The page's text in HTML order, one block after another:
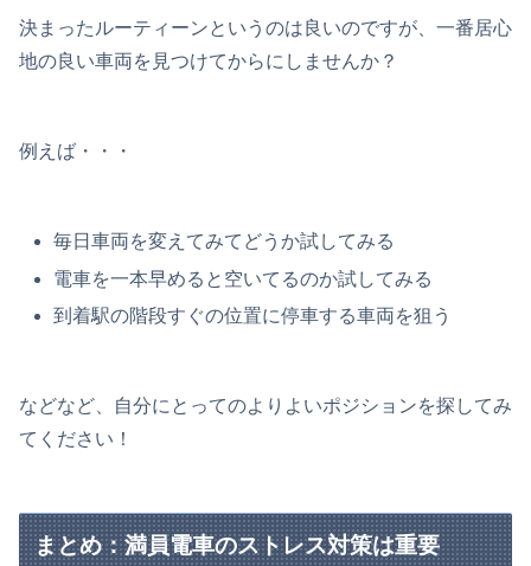
決まったルーティーンというのは良いのですが、一番居心
地の良い車両を見つけてからにしませんか？
例えば・・・
毎日車両を変えてみてどうか試してみる
電車を一本早めると空いてるのか試してみる
到着駅の階段すぐの位置に停車する車両を狙う
などなど、自分にとってのよりよいポジションを探してみ
てください！
まとめ：満員電車のストレス対策は重要